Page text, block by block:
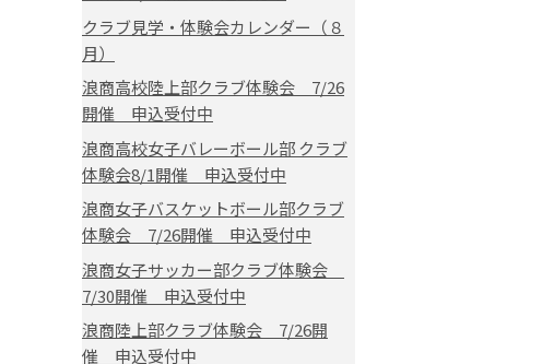
クラブ見学・体験会カレンダー（８
月）
浪商高校陸上部クラブ体験会 7/26
開催 申込受付中
浪商高校女子バレーボール部 クラブ
体験会8/1開催 申込受付中
浪商女子バスケットボール部クラブ
体験会 7/26開催 申込受付中
浪商女子サッカー部クラブ体験会
7/30開催 申込受付中
浪商陸上部クラブ体験会 7/26開
催 申込受付中